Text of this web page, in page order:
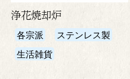
浄花焼却炉
各宗派
ステンレス製
生活雑貨